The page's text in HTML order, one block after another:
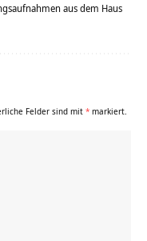
aus dem Haus
Felder sind mit * markiert.